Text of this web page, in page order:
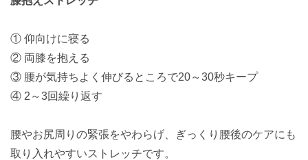
① 仰向けに寝る
② 両膝を抱える
③ 腰が気持ちよく伸びるところで20～30秒キープ
④ 2～3回繰り返す
腰やお尻周りの緊張をやわらげ、ぎっくり腰後のケアにも
取り入れやすいストレッチです。